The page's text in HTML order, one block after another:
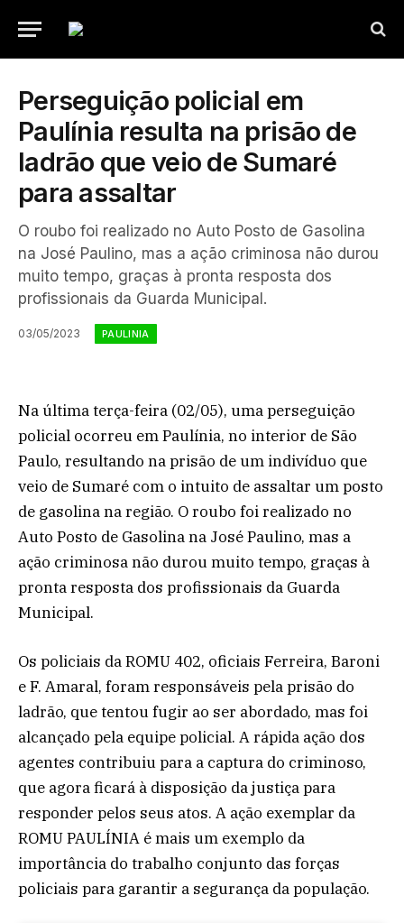
Perseguição policial em
Paulínia resulta na prisão de
ladrão que veio de Sumaré
para assaltar
O roubo foi realizado no Auto Posto de Gasolina
na José Paulino, mas a ação criminosa não durou
muito tempo, graças à pronta resposta dos
profissionais da Guarda Municipal.
03/05/2023 PAULINIA
Na última terça-feira (02/05), uma perseguição
policial ocorreu em Paulínia, no interior de São
Paulo, resultando na prisão de um indivíduo que
veio de Sumaré com o intuito de assaltar um posto
de gasolina na região. O roubo foi realizado no
Auto Posto de Gasolina na José Paulino, mas a
ação criminosa não durou muito tempo, graças à
pronta resposta dos profissionais da Guarda
Municipal.
Os policiais da ROMU 402, oficiais Ferreira, Baroni
e F. Amaral, foram responsáveis pela prisão do
ladrão, que tentou fugir ao ser abordado, mas foi
alcançado pela equipe policial. A rápida ação dos
agentes contribuiu para a captura do criminoso,
que agora ficará à disposição da justiça para
responder pelos seus atos. A ação exemplar da
ROMU PAULÍNIA é mais um exemplo da
importância do trabalho conjunto das forças
policiais para garantir a segurança da população.